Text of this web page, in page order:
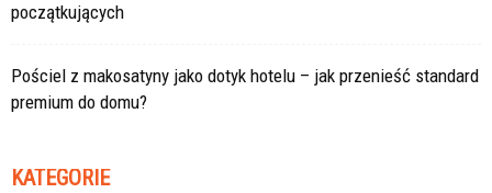
początkujących
Pościel z makosatyny jako dotyk hotelu – jak przenieść standard
premium do domu?
KATEGORIE